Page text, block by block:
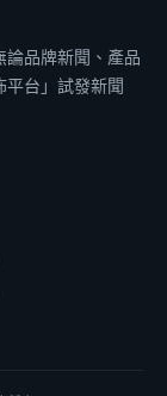
論品牌新聞、產品
平台」試發新聞